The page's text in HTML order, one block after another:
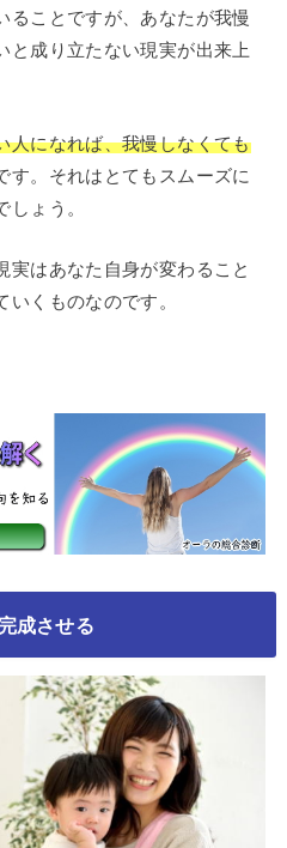
ることですが、あなたが我慢
と成り立たない現実が出来上
人になれば、我慢しなくても
す。それはとてもスムーズに
ょう。
実はあなた自身が変わること
くものなのです。
成させる